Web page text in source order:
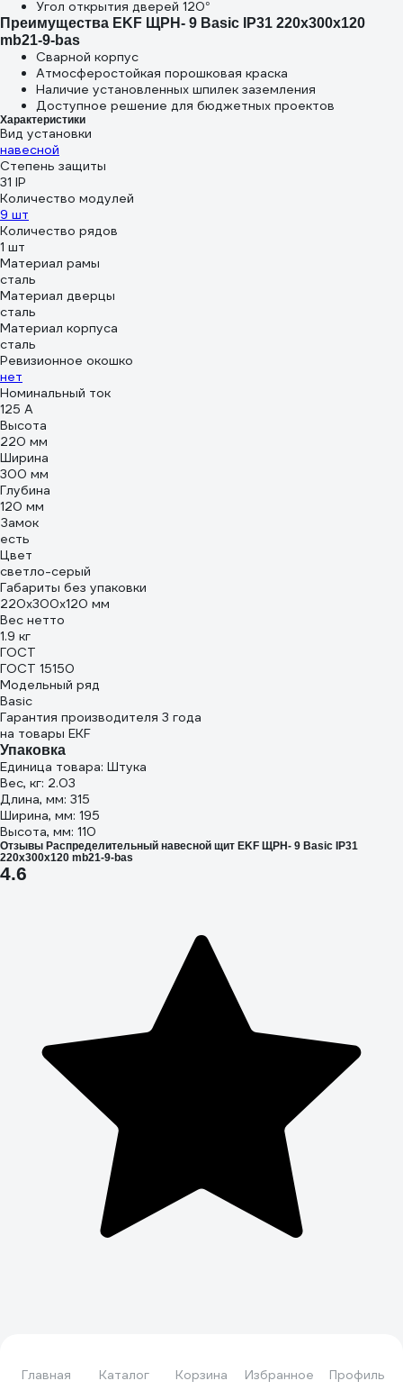
Главная Каталог Корзина Избранное Профиль
Угол открытия дверей 120°
Преимущества EKF ЩРН- 9 Basic IP31 220х300х120
mb21-9-bas
Сварной корпус
Атмосферостойкая порошковая краска
Наличие установленных шпилек заземления
Доступное решение для бюджетных проектов
Характеристики
Вид установки
навесной
Степень защиты
31 IP
Количество модулей
9 шт
Количество рядов
1 шт
Материал рамы
сталь
Материал дверцы
сталь
Материал корпуса
сталь
Ревизионное окошко
нет
Номинальный ток
125 А
Высота
220 мм
Ширина
300 мм
Глубина
120 мм
Замок
есть
Цвет
светло-серый
Габариты без упаковки
220х300х120 мм
Вес нетто
1.9 кг
ГОСТ
ГОСТ 15150
Модельный ряд
Basic
Гарантия производителя 3 года
на товары EKF
Упаковка
Единица товара: Штука
Вес, кг: 2.03
Длина, мм: 315
Ширина, мм: 195
Высота, мм: 110
Отзывы Распределительный навесной щит EKF ЩРН- 9 Basic IP31
220х300х120 mb21-9-bas
4.6